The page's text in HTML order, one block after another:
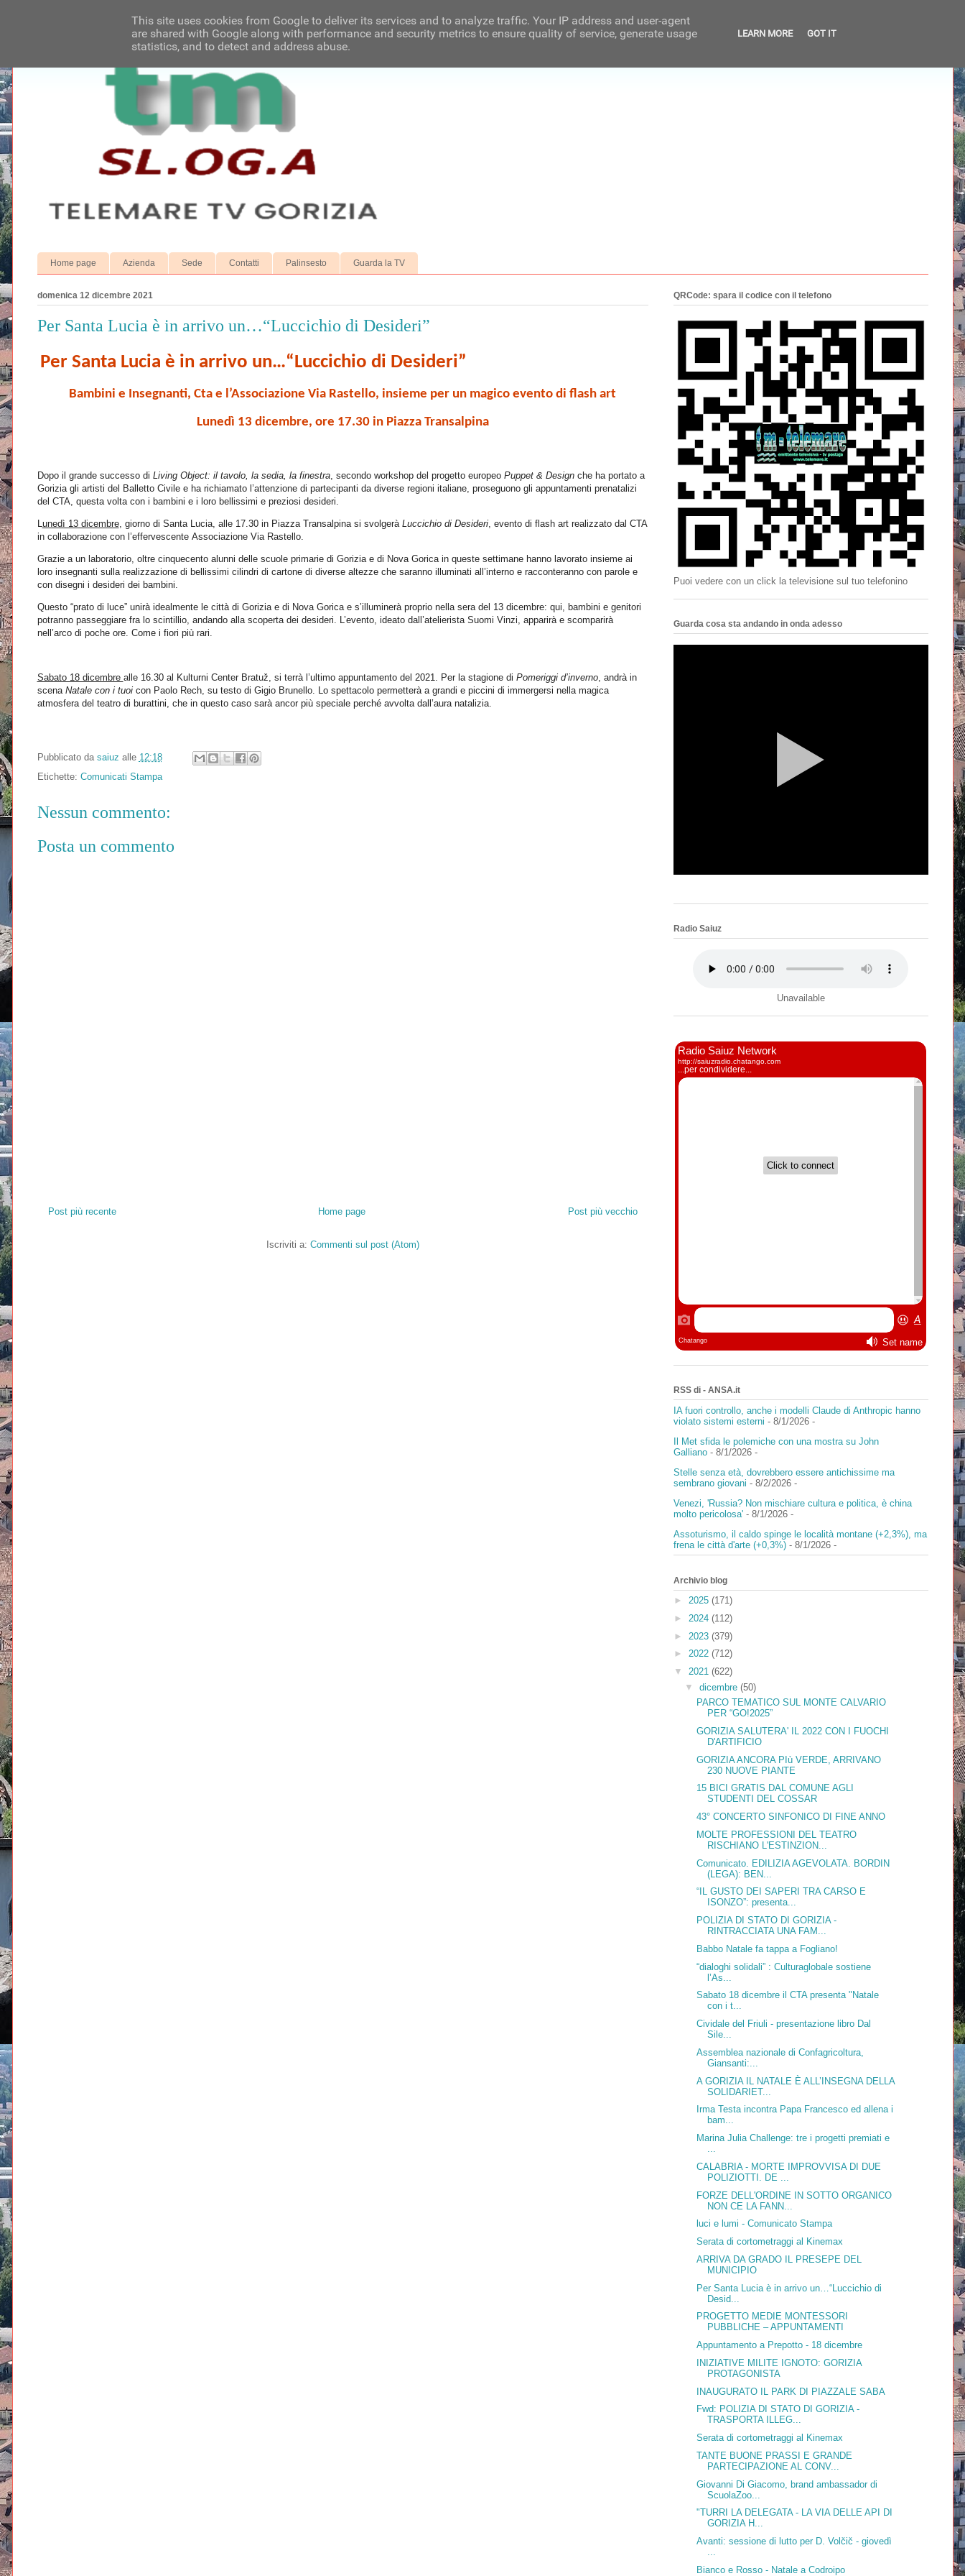
Home page Azienda Sede Contatti Palinsesto Guarda la TV
domenica 12 dicembre 2021
Per Santa Lucia è in arrivo un…“Luccichio di Desideri”
Per Santa Lucia è in arrivo un…“Luccichio di Desideri”
Bambini e Insegnanti, Cta e l’Associazione Via Rastello, insieme per un magico evento di flash art
Lunedì 13 dicembre, ore 17.30 in Piazza Transalpina
Dopo il grande successo di Living Object: il tavolo, la sedia, la finestra, secondo workshop del progetto europeo Puppet & Designche ha portato a
Gorizia gli artisti del Balletto Civile e ha richiamato l’attenzione di partecipanti da diverse regioni italiane, proseguono gli appuntamenti prenatalizi
del CTA, questa volta con i bambini e i loro bellissimi e preziosi desideri.
Lunedì 13 dicembre, giorno di Santa Lucia, alle 17.30 in Piazza Transalpina si svolgerà Luccichio di Desideri, evento di flash art realizzato dal CTA
in collaborazione con l’effervescente Associazione Via Rastello.
Grazie a un laboratorio, oltre cinquecento alunni delle scuole primarie di Gorizia e di Nova Gorica in queste settimane hanno lavorato insieme ai
loro insegnanti sulla realizzazione di bellissimi cilindri di cartone di diverse altezze che saranno illuminati all’interno e racconteranno con parole e
con disegni i desideri dei bambini.
Questo “prato di luce” unirà idealmente le città di Gorizia e di Nova Gorica e s’illuminerà proprio nella sera del 13 dicembre: qui, bambini e genitori
potranno passeggiare fra lo scintillio, andando alla scoperta dei desideri. L’evento, ideato dall ’atelierista Suomi Vinzi, apparirà e scomparirà
nell’arco di poche ore. Come i fiori più rari.
Sabato 18 dicembre alle 16.30 al Kulturni Center Bratuž, si terrà l’ultimo appuntamento del 2021. Per la stagione di Pomeriggi d’inverno, andrà in
scena Natale con i tuoicon Paolo Rech, su testo di Gigio Brunello. Lo spettacolo permetterà a grandi e piccini di immergersi nella magica
atmosfera del teatro di burattini, che in questo caso sarà ancor più speciale perché avvolta dall’aura natalizia.
Pubblicato da saiuz alle 12:18
Etichette: Comunicati Stampa
Nessun commento:
Posta un commento
Post più recente Post più vecchio
Home page
Iscriviti a: Commenti sul post (Atom)
QRCode: spara il codice con il telefono
Puoi vedere con un click la televisione sul tuo telefonino
Guarda cosa sta andando in onda adesso
Radio Saiuz
Unavailable
RSS di - ANSA.it
IA fuori controllo, anche i modelli Claude di Anthropic hanno
violato sistemi esterni - 8/1/2026-
Il Met sfida le polemiche con una mostra su John
Galliano- 8/1/2026-
Stelle senza età, dovrebbero essere antichissime ma
sembrano giovani - 8/2/2026-
Venezi, 'Russia? Non mischiare cultura e politica, è china
molto pericolosa'- 8/1/2026-
Assoturismo, il caldo spinge le località montane (+2,3%), ma
frena le città d'arte (+0,3%)- 8/1/2026-
Archivio blog
► 2025 (171)
► 2024 (112)
► 2023 (379)
► 2022 (712)
▼ 2021 (622)
▼dicembre(50)
PARCO TEMATICO SUL MONTE CALVARIO
PER “GO!2025”
GORIZIA SALUTERA' IL 2022 CON I FUOCHI
D'ARTIFICIO
GORIZIA ANCORA PIù VERDE, ARRIVANO
230 NUOVE PIANTE
15 BICI GRATIS DAL COMUNE AGLI
STUDENTI DEL COSSAR
43° CONCERTO SINFONICO DI FINE ANNO
MOLTE PROFESSIONI DEL TEATRO
RISCHIANO L'ESTINZION...
Comunicato. EDILIZIA AGEVOLATA. BORDIN
(LEGA): BEN...
“IL GUSTO DEI SAPERI TRA CARSO E
ISONZO”: presenta...
POLIZIA DI STATO DI GORIZIA -
RINTRACCIATA UNA FAM...
Babbo Natale fa tappa a Fogliano!
“dialoghi solidali” : Culturaglobale sostiene
l’As...
Sabato 18 dicembre il CTA presenta "Natale
con i t...
Cividale del Friuli - presentazione libro Dal
Sile...
Assemblea nazionale di Confagricoltura,
Giansanti:...
A GORIZIA IL NATALE È ALL’INSEGNA DELLA
SOLIDARIET...
Irma Testa incontra Papa Francesco ed allena i
bam...
Marina Julia Challenge: tre i progetti premiati e
...
CALABRIA - MORTE IMPROVVISA DI DUE
POLIZIOTTI. DE ...
FORZE DELL'ORDINE IN SOTTO ORGANICO
NON CE LA FANN...
luci e lumi - Comunicato Stampa
Serata di cortometraggi al Kinemax
ARRIVA DA GRADO IL PRESEPE DEL
MUNICIPIO
Per Santa Lucia è in arrivo un…“Luccichio di
Desid...
PROGETTO MEDIE MONTESSORI
PUBBLICHE – APPUNTAMENTI
Appuntamento a Prepotto - 18 dicembre
INIZIATIVE MILITE IGNOTO: GORIZIA
PROTAGONISTA
INAUGURATO IL PARK DI PIAZZALE SABA
Fwd: POLIZIA DI STATO DI GORIZIA -
TRASPORTA ILLEG...
Serata di cortometraggi al Kinemax
TANTE BUONE PRASSI E GRANDE
PARTECIPAZIONE AL CONV...
Giovanni Di Giacomo, brand ambassador di
ScuolaZoo...
"TURRI LA DELEGATA - LA VIA DELLE API DI
GORIZIA H...
Avanti: sessione di lutto per D. Volčič - giovedì
...
Bianco e Rosso - Natale a Codroipo
This site uses cookies from Google to deliver its services and to analyze traffic. Your IP address and user-agent
are shared with Google along with performance and security metrics to ensure quality of service, generate usage
statistics, and to detect and address abuse.
LEARN MORE GOT IT